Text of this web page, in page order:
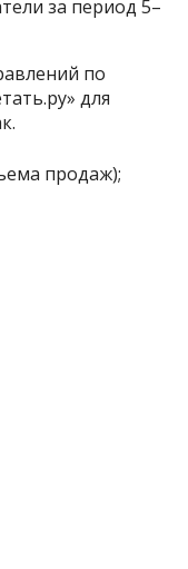
за период 5–
по
для
продаж);